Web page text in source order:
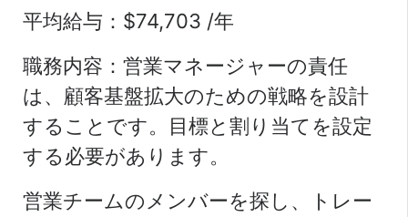
平均給与：$74,703 /年
職務内容：営業マネージャーの責任
は、顧客基盤拡大のための戦略を設計
することです。目標と割り当てを設定
する必要があります。
営業チームのメンバーを探し、トレー